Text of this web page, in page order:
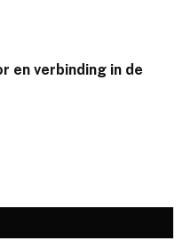
en verbinding in de